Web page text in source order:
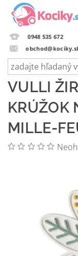
0948 535 672
VULLI
KRÚŽOK
MILLE-